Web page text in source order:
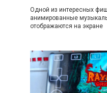
Одной из интересных
анимированные
отображаются на экране